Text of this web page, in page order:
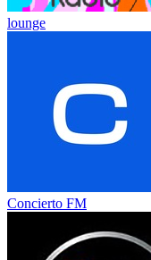
lounge
Concierto FM